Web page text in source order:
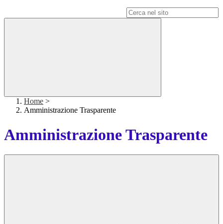
Home >
Amministrazione Trasparente
Amministrazione Trasparente